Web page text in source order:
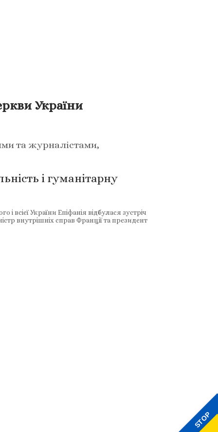
STOP
України
та журналістами,
і гуманітарну
України Епіфанія відбулася зустріч
внутрішніх справ Франції та президент